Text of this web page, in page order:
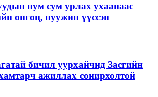
нум сум урлах ухаанаас
онгоц, пуужин үүссэн
бичил уурхайчид Засгийн
ажиллах сонирхолтой